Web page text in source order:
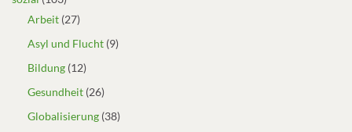
Arbeit (27)
Asyl und Flucht (9)
Bildung (12)
Gesundheit (26)
Globalisierung (38)